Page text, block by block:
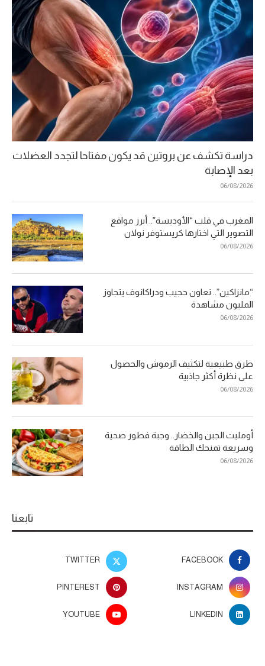
دراسة تكشف عن بروتين قد يكون مفتاحا لتجدد العضلات
بعد الإصابة
06/08/2026
المغرب في قلب “الأوديسة”.. أبرز مواقع
التصوير التي اختارها كريستوفر نولان
06/08/2026
“مانزاكين”.. تعاون حجيب ودراكانوف يتجاوز
المليون مشاهدة
06/08/2026
طرق طبيعية لتكثيف الرموش والحصول
على نظرة أكثر جاذبية
06/08/2026
أومليت الجبن والخضار.. وجبة فطور صحية
وسريعة تمنحك الطاقة
06/08/2026
تابعنا
FACEBOOK
TWITTER
INSTAGRAM
PINTEREST
LINKEDIN
YOUTUBE